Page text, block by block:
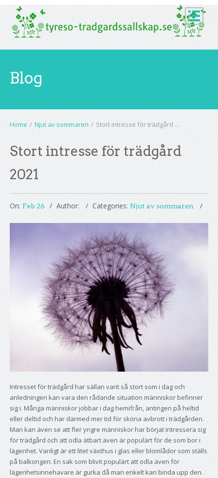
Blog
Home / Njut av sommaren / Stort intresse för trädgård ...
Stort intresse för trädgård
2021
On: Feb 26 Author: Categories: Njut av sommaren
Intresset för trädgård har sällan varit så stort som i dag och
anledningen kan vara den rådande situation människor befinner
sig i. Många människor jobbar i dag hemifrån, antingen på heltid
eller deltid och har därmed mer tid för sköna avbrott i trädgården.
Man kan även se att fler yngre människor har börjat intressera sig
för trädgård och att odla ätbart även är populärt för de som bor i
lägenhet. Vanligt är ett litet växthus i glas eller blomlådor som ställs
på balkongen. En sak som blivit populärt att odla även för
lägenhetsinnehavare är gurka då man enkelt kan binda upp den.